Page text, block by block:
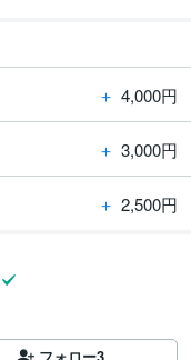
＋ 4,000円
＋ 3,000円
＋ 2,500円